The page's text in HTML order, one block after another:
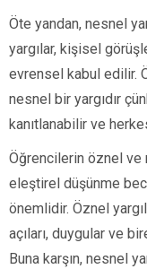
Öte yandan, nesnel
yargılar, kişisel
evrensel kabul edilir.
nesnel bir yargıdır
kanıtlanabilir ve
Öğrencilerin öznel ve
eleştirel düşünme
önemlidir. Öznel
açıları, duygular ve
Buna karşın, nesnel